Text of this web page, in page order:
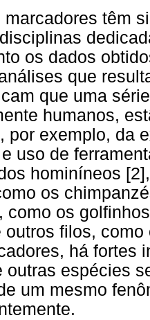
marcadores têm
os dados
que
que uma
humanos,
por exemplo, da
uso de
hominíneos
os
como os
outros filos,
há fortes
outras espécies
um mesmo